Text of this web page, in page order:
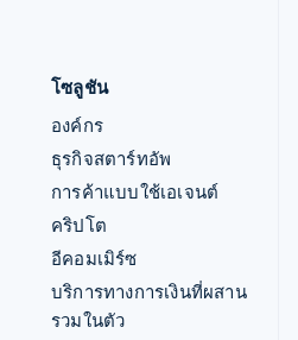
โซลูชัน
องค์กร
ธุรกิจสตาร์ทอัพ
การค้าแบบใช้เอเจนต์
คริปโต
อีคอมเมิร์ซ
บริการทางการเงินที่ผสาน
รวมในตัว